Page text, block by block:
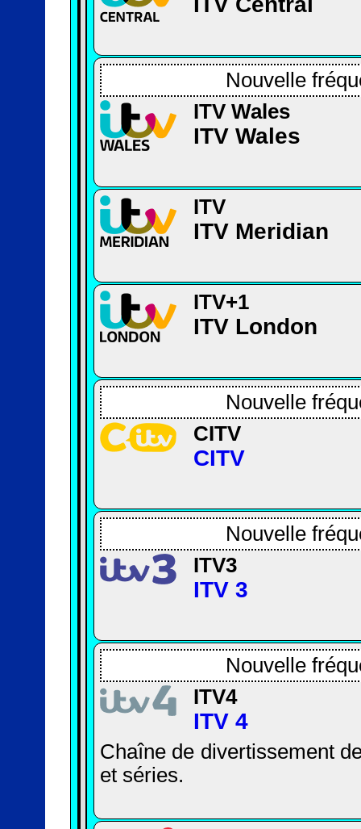
Nouvelle
ITV Wales
ITV Wales
ITV
ITV Meridian
ITV+1
ITV London
Nouvelle
CITV
CITV
Nouvelle
ITV3
ITV 3
Nouvelle
ITV4
ITV 4
Chaîne de divertissement
et séries.